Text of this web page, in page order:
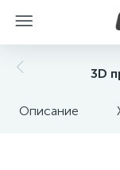
3D
Описание